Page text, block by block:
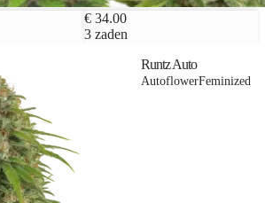
€ 34.00
3 zaden
Runtz Auto
AutoflowerFeminized